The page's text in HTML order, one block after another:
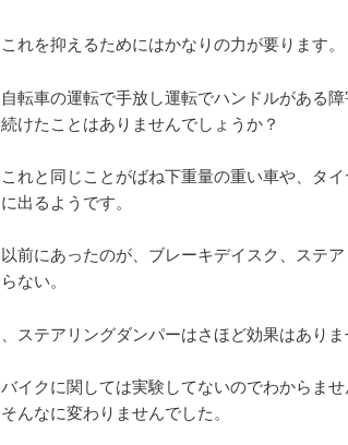
これを抑えるためにはかなりの力が要ります。
自転車の運転で手放し運転でハンドルがある
続けたことはありませんでしょうか？
これと同じことがばね下重量の重い車や、タ
に出るようです。
以前にあったのが、ブレーキデイスク、ステ
らない。
、ステアリングダンパーはさほど効果はありま
バイクに関しては実験してないのでわからま
そんなに変わりませんでした。